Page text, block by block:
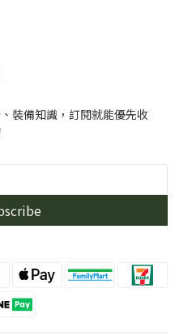
裝備知識，訂閱就能優先收